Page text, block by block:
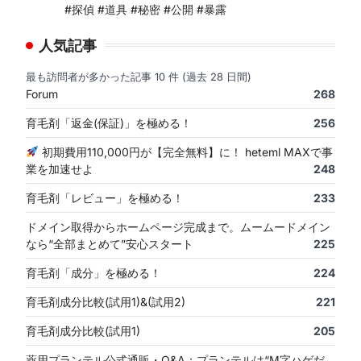
#探偵 #道具 #秘密 #公開 #暴露
人気記事
最も訪問者が多かった記事 10 件 (過去 28 日間)
Forum 268
育毛剤「返金(保証)」を極める！ 256
初期費用110,000円が【完全無料】に！ heteml MAXで事
業を加速せよ
248
育毛剤「レビュー」を極める！ 233
ドメイン取得からホームページ完成まで。ムームードメイン
なら“全部まとめて”安心スタート
225
育毛剤「成分」を極める！ 224
育毛剤成分比較(試用1)&(試用2) 221
育毛剤成分比較(試用1) 205